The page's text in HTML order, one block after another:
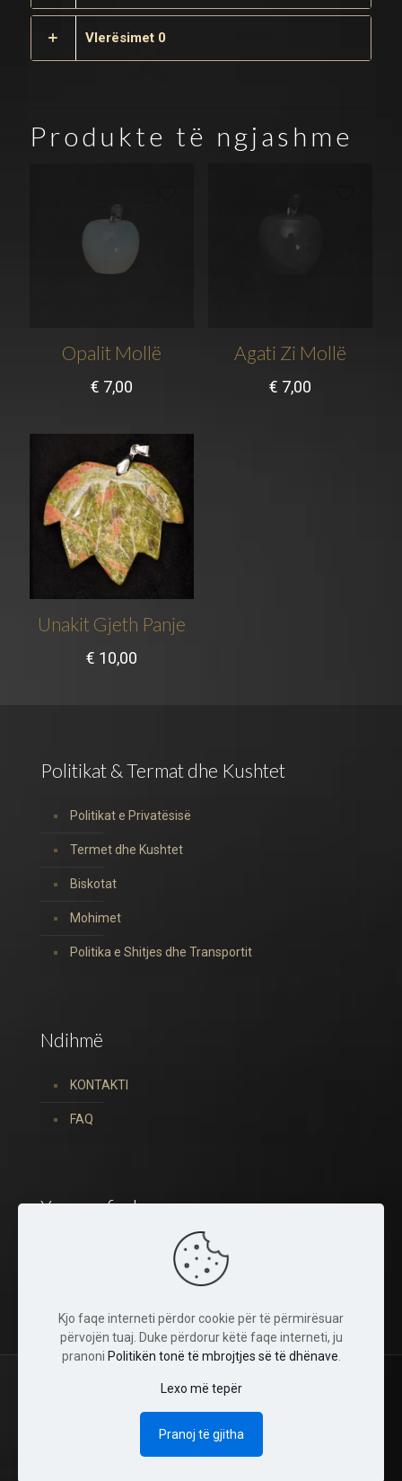
Vlerësimet 0
Produkte të ngjashme
Opalit Mollë
€ 7,00
Agati Zi Mollë
€ 7,00
Unakit Gjeth Panje
€ 10,00
Politikat & Termat dhe Kushtet
Politikat e Privatësisë
Termet dhe Kushtet
Biskotat
Mohimet
Politika e Shitjes dhe Transportit
Ndihmë
KONTAKTI
FAQ
You can find us on:
© 2022 Tina Crystals. Të gjitha të drejtat janë të
rezervuara.
Kjo faqe interneti përdor cookie për të përmirësuar
përvojën tuaj. Duke përdorur këtë faqe interneti, ju
pranoni Politikën tonë të mbrojtjes së të dhënave
Lexo më tepër
Pranoj të gjitha